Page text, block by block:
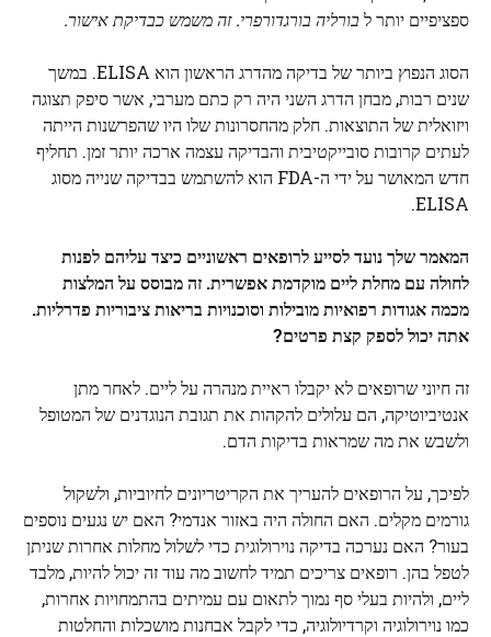
ספציפיים יותר ל בורליה בורגדורפרי. זה משמש כבדיקת אישור.
הסוג הנפוץ ביותר של בדיקה מהדרג הראשון הוא ELISA. במשך
שנים רבות, מבחן הדרג השני היה רק ​​כתם מערבי, אשר סיפק תצוגה
ויזואלית של התוצאות. חלק מהחסרונות שלו היו שהפרשנות הייתה
לעתים קרובות סובייקטיבית והבדיקה עצמה ארכה יותר זמן. תחליף
חדש המאושר על ידי ה-FDA הוא להשתמש בבדיקה שנייה מסוג
ELISA.
המאמר שלך נועד לסייע לרופאים ראשוניים כיצד עליהם לפנות
לחולה עם מחלת ליים מוקדמת אפשרית. זה מבוסס על המלצות
מכמה אגודות רפואיות מובילות וסוכנויות בריאות ציבוריות פדרליות.
אתה יכול לספק קצת פרטים?
זה חיוני שרופאים לא יקבלו ראיית מנהרה על ליים. לאחר מתן
אנטיביוטיקה, הם עלולים להקהות את תגובת הנוגדנים של המטופל
ולשבש את מה שמראות בדיקות הדם.
לפיכך, על הרופאים להעריך את הקריטריונים לחיוביות, ולשקול
גורמים מקלים. האם החולה היה באזור אנדמי? האם יש נגעים נוספים
בעור? האם נערכה בדיקה נוירולוגית כדי לשלול מחלות אחרות שניתן
לטפל בהן. רופאים צריכים תמיד לחשוב מה עוד זה יכול להיות, מלבד
ליים, ולהיות בעלי סף נמוך לתאום עם עמיתים בהתמחויות אחרות,
כמו נוירולוגיה וקרדיולוגיה, כדי לקבל אבחנות מושכלות והחלטות